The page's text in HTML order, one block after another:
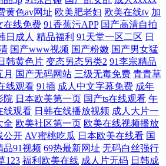
黄色av网址 欧美肥老妇 欧美在线tv 加
在线免费 91香蕉污APP 国产高清自拍
日成人 精品福利 91天堂一区二区 日
国产www视频 国产粉嫩 国产男女猛
韩黄色片 变态另态另类2 91李宗精品
月 国产无码网站 三级无毒免费 青青草
线观看 91插 成人中文字幕免费 成年
院 日本欧美第一页 国产ts在线观看 午
线观看 日韩在线播放视频 成人大片一
全 欧美社区第一页 欧美在线视频播放
公开 AV蜜桃吃瓜 日本欧美在线看 国
品91视频 69热最新网址 无码白丝强行
123 福利欧美在线 成人片无码 日韩成